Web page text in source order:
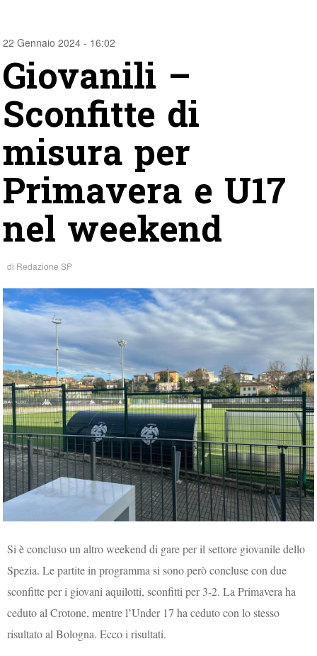
22 Gennaio 2024 - 16:02
Giovanili –
Sconfitte di
misura per
Primavera e U17
nel weekend
di Redazione SP
Si è concluso un altro weekend di gare per il settore giovanile dello
Spezia. Le partite in programma si sono però concluse con due
sconfitte per i giovani aquilotti, sconfitti per 3-2. La Primavera ha
ceduto al Crotone, mentre l’Under 17 ha ceduto con lo stesso
risultato al Bologna. Ecco i risultati.